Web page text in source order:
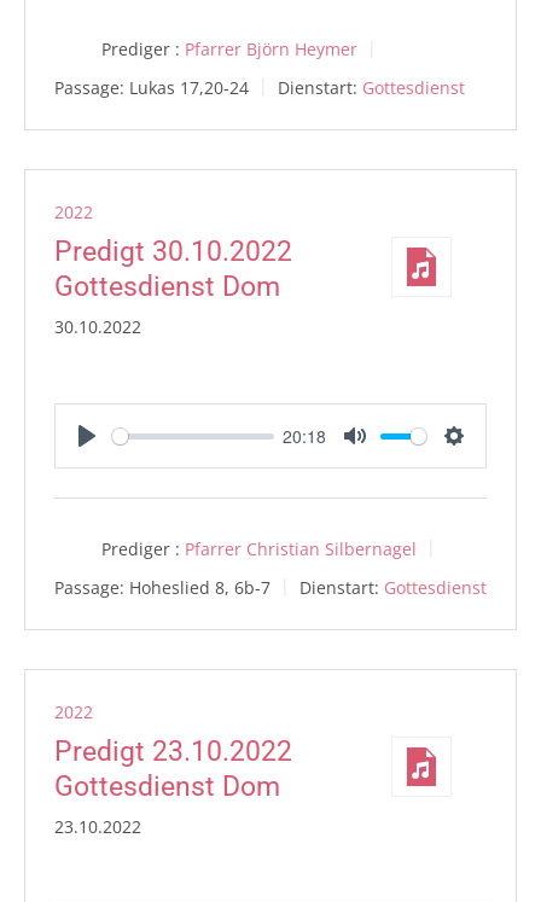
Prediger : Pfarrer Björn Heymer
Passage: Lukas 17,20-24 Dienstart: Gottesdienst
2022
Predigt 30.10.2022
Gottesdienst Dom
30.10.2022
Play
20:18
Mute Settings
Prediger : Pfarrer Christian Silbernagel
Passage: Hoheslied 8, 6b-7 Dienstart: Gottesdienst
2022
Predigt 23.10.2022
Gottesdienst Dom
23.10.2022